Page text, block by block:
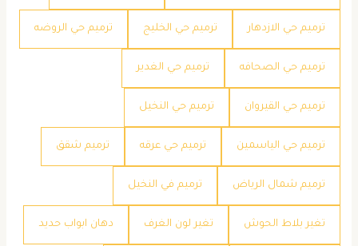
ترميم حي الازدهار ترميم حي الخليج ترميم حي الروضه
ترميم حي الصحافه ترميم حي الغدير
ترميم حي القيروان ترميم حي النخيل
ترميم حي الياسمين ترميم حي عرقه ترميم شقق
ترميم شمال الرياض ترميم في النخيل
تغير بلاط الحوش تغير لون الغرف دهان ابواب حديد